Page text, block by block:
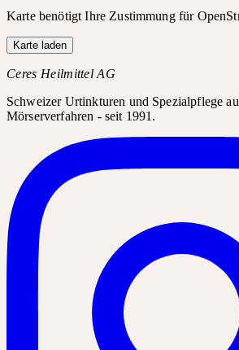
Karte benötigt Ihre Zustimmung für
Karte laden
Ceres Heilmittel AG
Schweizer Urtinkturen und Spezialpflege
Mörserverfahren - seit 1991.